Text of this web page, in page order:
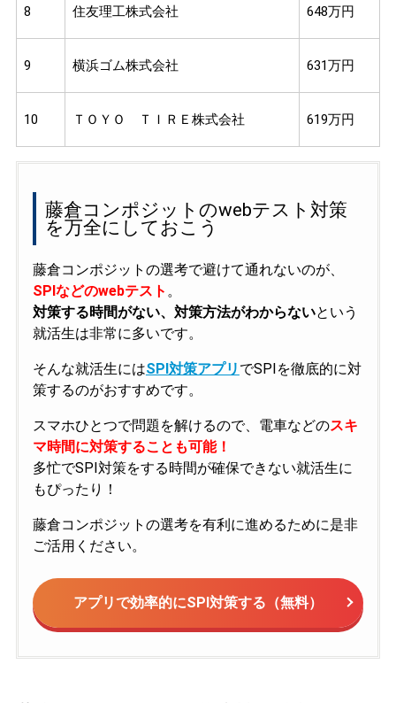
8 住友理工株式会社 648万円
9 横浜ゴム株式会社 631万円
10 ＴＯＹＯ ＴＩＲＥ株式会社 619万円
藤倉コンポジットのwebテスト対策
を万全にしておこう
藤倉コンポジットの選考で避けて通れないのが、
SPIなどのwebテスト 。
対策する時間がない、対策方法がわからないという
就活生は非常に多いです。
そんな就活生にはSPI対策アプリ でSPIを徹底的に対
策するのがおすすめです。
スマホひとつで問題を解けるので、電車などのスキ
マ時間に対策することも可能！
多忙でSPI対策をする時間が確保できない就活生に
もぴったり！
藤倉コンポジットの選考を有利に進めるために是非
ご活用ください。
アプリで効率的にSPI対策する（無料）